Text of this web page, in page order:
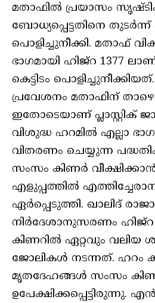
മതാഫില്‍ പ്രയാസം
ബോധ്യപ്പെട്ടതിനെ തുടര്‍ന്ന്
പൊളിച്ചുനീക്കി. മതാഫ്
ഭാഗമായി ഹിജ്‌റ 1377
കെട്ടിടം
പ്രവേശനം മതാഫിന് താഴെ
ഇതോടെയാണ് പ്ലാസ്റ്റിക്
വിശുദ്ധ ഹറമില്‍ എല്ലാ
വിതരണം ചെയ്യുന്ന
സംസം കിണര്‍
എളുപ്പത്തില്‍
ഏര്‍പ്പെടുത്തി. ഖാലിദ്
നിര്‍ദേശാനുസരണം ഹിജ്‌റ
കിണറില്‍ ഏറ്റവും വലിയ
ജോലികള്‍ നടന്നത്. ഹറം
മൃതദേഹങ്ങള്‍ സംസം
ഉപേക്ഷിക്കപ്പെട്ടിരുന്നു.